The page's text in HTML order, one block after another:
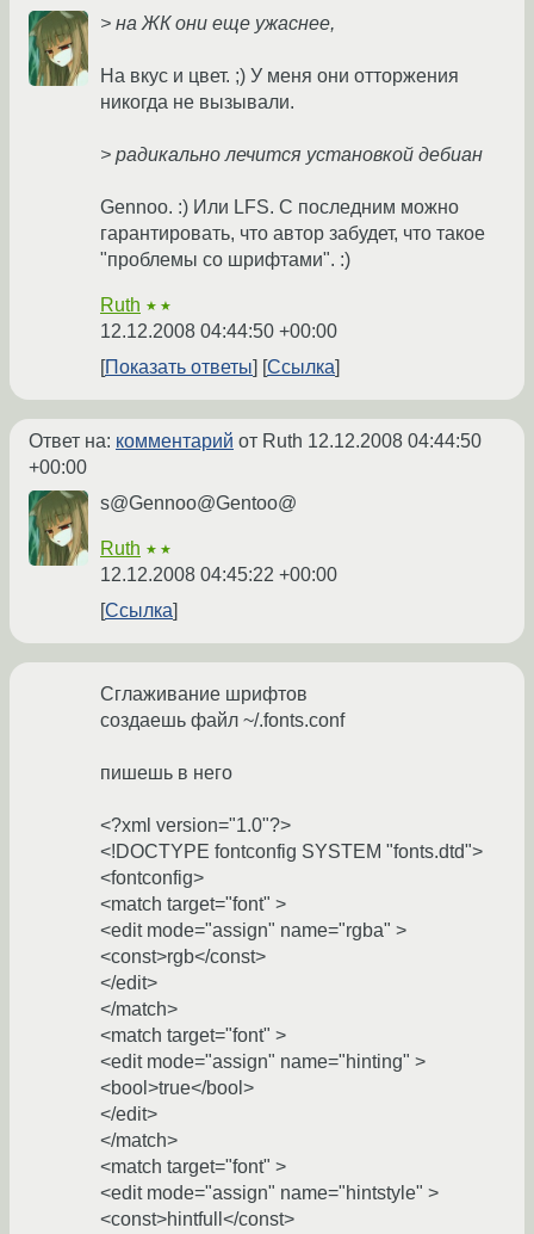
> на ЖК они еще ужаснее,
На вкус и цвет. ;) У меня они отторжения
никогда не вызывали.
> радикально лечится установкой дебиан
Gennoo. :) Или LFS. С последним можно
гарантировать, что автор забудет, что такое
"проблемы со шрифтами". :)
Ruth ★★
12.12.2008 04:44:50 +00:00
Показать ответы
Ссылка
Ответ на: комментарий от Ruth 12.12.2008 04:44:50
+00:00
s@Gennoo@Gentoo@
Ruth ★★
12.12.2008 04:45:22 +00:00
Ссылка
Сглаживание шрифтов
создаешь файл ~/.fonts.conf
пишешь в него
<?xml version="1.0"?>
<!DOCTYPE fontconfig SYSTEM "fonts.dtd">
<fontconfig>
<match target="font" >
<edit mode="assign" name="rgba" >
<const>rgb</const>
</edit>
</match>
<match target="font" >
<edit mode="assign" name="hinting" >
<bool>true</bool>
</edit>
</match>
<match target="font" >
<edit mode="assign" name="hintstyle" >
<const>hintfull</const>